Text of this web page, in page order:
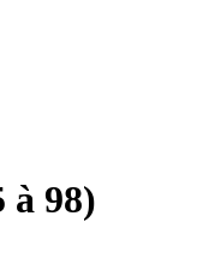
à 98)